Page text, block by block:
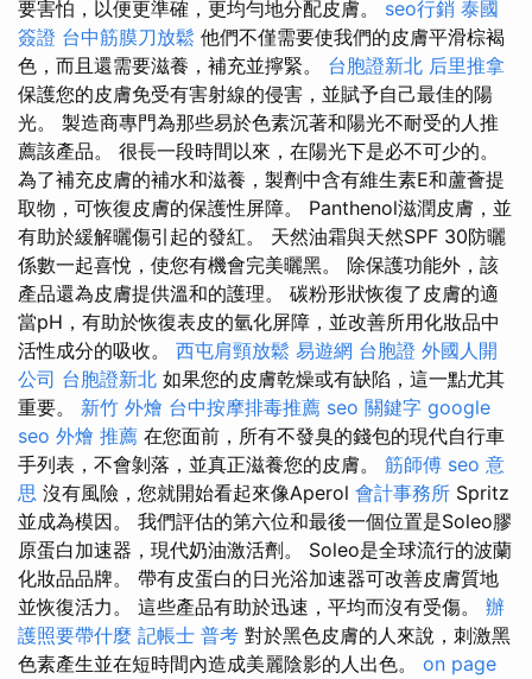
要害怕，以便更準確，更均勻地分配皮膚。 seo行銷 泰國
簽證 台中筋膜刀放鬆 他們不僅需要使我們的皮膚平滑棕褐
色，而且還需要滋養，補充並擰緊。 台胞證新北 后里推拿
保護您的皮膚免受有害射線的侵害，並賦予自己最佳的陽
光。 製造商專門為那些易於色素沉著和陽光不耐受的人推
薦該產品。 很長一段時間以來，在陽光下是必不可少的。
為了補充皮膚的補水和滋養，製劑中含有維生素E和蘆薈提
取物，可恢復皮膚的保護性屏障。 Panthenol滋潤皮膚，並
有助於緩解曬傷引起的發紅。 天然油霜與天然SPF 30防曬
係數一起喜悅，使您有機會完美曬黑。 除保護功能外，該
產品還為皮膚提供溫和的護理。 碳粉形狀恢復了皮膚的適
當pH，有助於恢復表皮的氫化屏障，並改善所用化妝品中
活性成分的吸收。 西屯肩頸放鬆 易遊網 台胞證 外國人開
公司 台胞證新北 如果您的皮膚乾燥或有缺陷，這一點尤其
重要。 新竹 外燴 台中按摩排毒推薦 seo 關鍵字 google
seo 外燴 推薦 在您面前，所有不發臭的錢包的現代自行車
手列表，不會剝落，並真正滋養您的皮膚。 筋師傅 seo 意
思 沒有風險，您就開始看起來像Aperol 會計事務所 Spritz
並成為模因。 我們評估的第六位和最後一個位置是Soleo膠
原蛋白加速器，現代奶油激活劑。 Soleo是全球流行的波蘭
化妝品品牌。 帶有皮蛋白的日光浴加速器可改善皮膚質地
並恢復活力。 這些產品有助於迅速，平均而沒有受傷。 辦
護照要帶什麼 記帳士 普考 對於黑色皮膚的人來說，刺激黑
色素產生並在短時間內造成美麗陰影的人出色。 on page